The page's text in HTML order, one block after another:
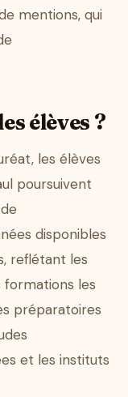
mentions, qui
élèves ?
les élèves
poursuivent
disponibles
reflétant les
formations les
préparatoires
et les instituts